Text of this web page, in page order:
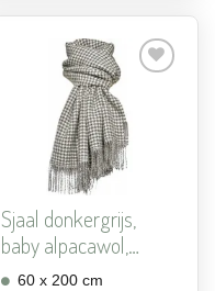
verlanglijst
toevoegen
Sjaal donkergrijs,
baby alpacawol,
Silke...
60 x 200 cm